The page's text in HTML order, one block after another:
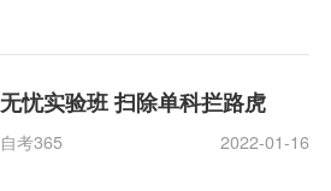
无忧实验班 扫除单科拦路虎
自考365 2022-01-16